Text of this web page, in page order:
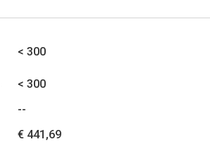
< 300
< 300
--
€ 441,69